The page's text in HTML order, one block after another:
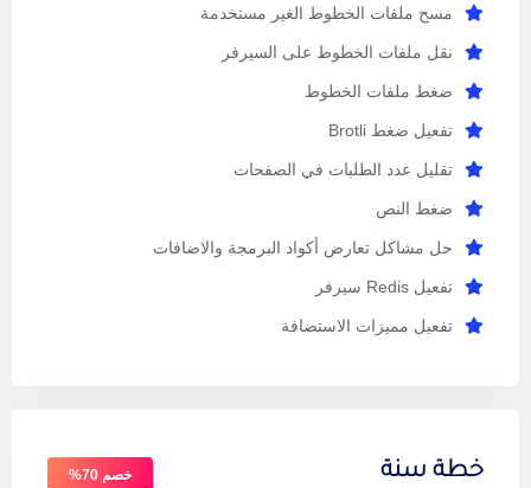
مسح ملفات الخطوط الغير مستخدمة
نقل ملفات الخطوط على السيرفر
ضغط ملفات الخطوط
تفعيل ضغط Brotli
تقليل عدد الطلبات في الصفحات
ضغط النص
حل مشاكل تعارض أكواد البرمجة والاضافات
تفعيل Redis سيرفر
تفعيل مميزات الاستضافة
خطة سنة خصم 70%